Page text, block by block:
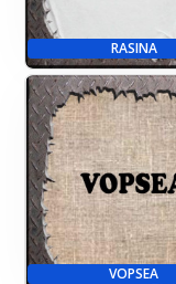
RASINA
VOPSEA